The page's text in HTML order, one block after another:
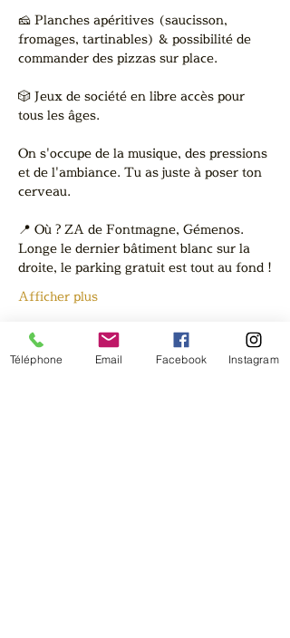
🧀 Planches apéritives (saucisson,
fromages, tartinables) & possibilité de
commander des pizzas sur place.
🎲 Jeux de société en libre accès pour
tous les âges.
On s'occupe de la musique, des pressions
et de l'ambiance. Tu as juste à poser ton
cerveau.
📍 Où ? ZA de Fontmagne, Gémenos.
Longe le dernier bâtiment blanc sur la
droite, le parking gratuit est tout au fond !
Afficher plus
Téléphone Email Facebook Instagram